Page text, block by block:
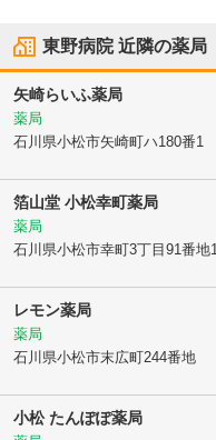
東野病院近隣の薬局
矢崎らいふ薬局
薬局
石川県小松市矢崎町ハ180番1
箔山堂 小松幸町薬局
薬局
石川県小松市幸町3丁目91番地1
レモン薬局
薬局
石川県小松市末広町244番地
小松 たんぽぽ薬局